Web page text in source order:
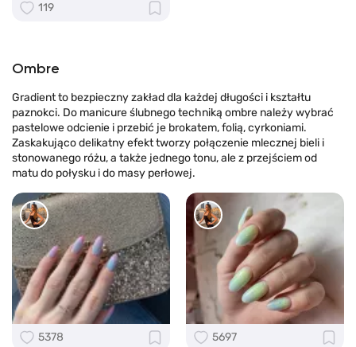
119
Ombre
Gradient to bezpieczny zakład dla każdej długości i kształtu
paznokci. Do manicure ślubnego techniką ombre należy wybrać
pastelowe odcienie i przebić je brokatem, folią, cyrkoniami.
Zaskakująco delikatny efekt tworzy połączenie mlecznej bieli i
stonowanego różu, a także jednego tonu, ale z przejściem od
matu do połysku i do masy perłowej.
5378 5697